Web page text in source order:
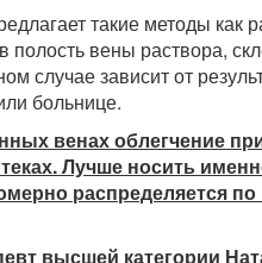
такие методы как
полость вены раствора,
случае зависит от
больнице.
венах облегчение
Лучше носить
распределяется
высшей категории